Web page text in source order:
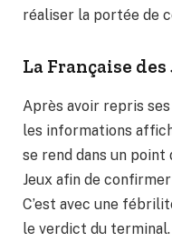
réaliser la portée de
La Française
Après avoir repris
les informations
se rend dans un point
Jeux afin de
C’est avec une
le verdict du terminal.